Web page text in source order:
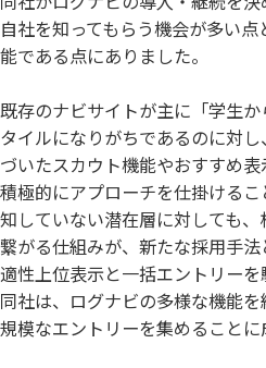
自社を知ってもらう機会が多い
能である点にありました。
既存のナビサイトが主に「学生
タイルになりがちであるのに対
づいたスカウト機能やおすすめ
積極的にアプローチを仕掛ける
知していない潜在層に対しても
繋がる仕組みが、新たな採用手法
適性上位表示と一括エントリー
同社は、ログナビの多様な機能
規模なエントリーを集めることに